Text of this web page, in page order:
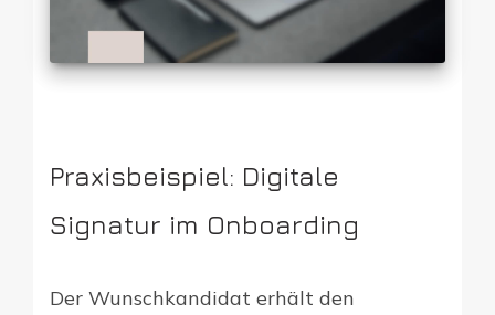
Praxisbeispiel: Digitale
Signatur im Onboarding
Der Wunschkandidat erhält den